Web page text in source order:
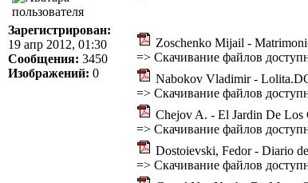
Зарегистрирован:
19 апр 2012, 01:30
Сообщения: 3450
Изображений: 0
Zoschenko Mijail -
=> Скачивание файлов
Nabokov Vladimir -
=> Скачивание файлов
Chejov A. - El Jardin De
=> Скачивание файлов
Dostoievski, Fedor - Diario
=> Скачивание файлов